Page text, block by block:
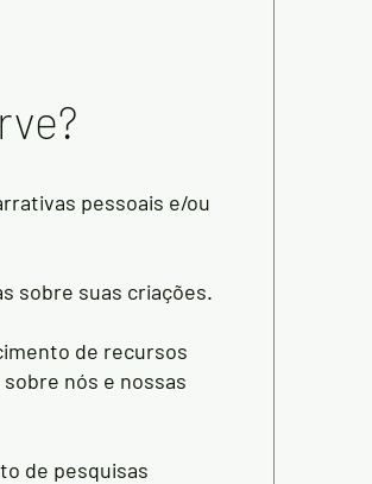
pessoais e/ou
sobre suas criações.
de recursos
nós e nossas
de pesquisas